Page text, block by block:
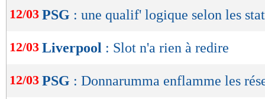
12/03 PSG : une qualif' logique selon les
12/03 Liverpool : Slot n'a rien à redire
12/03 PSG : Donnarumma enflamme les